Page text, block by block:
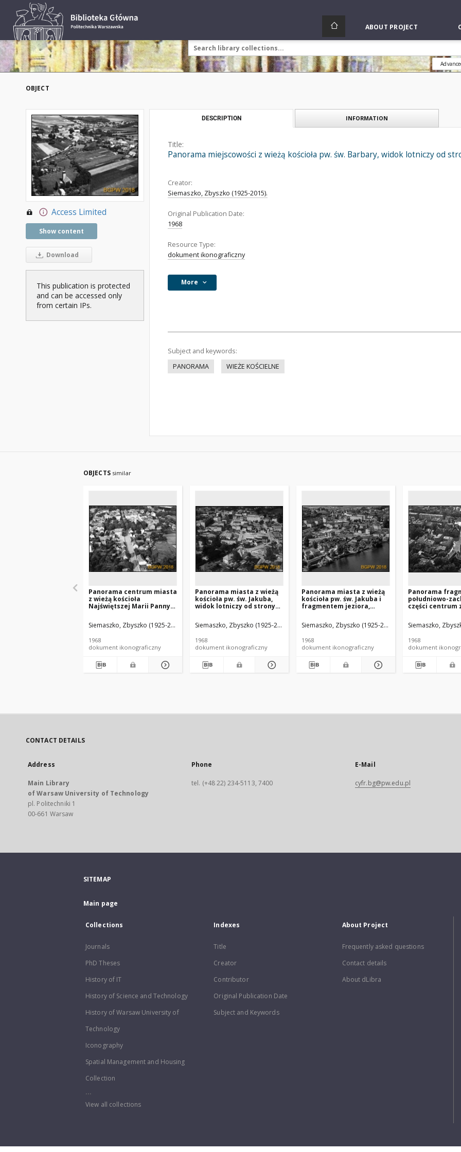
ABOUT PROJECT
OBJECT
Access Limited
Show content
Download
This publication is protected
and can be accessed only
from certain IPs.
DESCRIPTION INFORMATION
Title:
Panorama miejscowości z wieżą kościoła pw. św. Barbary, widok lotniczy od
Creator:
Siemaszko, Zbyszko (1925-2015).
Original Publication Date:
1968
Resource Type:
dokument ikonograficzny
More
Subject and keywords:
PANORAMA
WIEŻE KOŚCIELNE
OBJECTS similar
Panorama centrum miasta
z wieżą kościoła
Najświętszej Marii Panny
lotniczy od strony
zachodniej w kierunku
Siemaszko, Zbyszko (1925-2015).
1968
dokument ikonograficzny
Panorama miasta z wieżą
kościoła pw. św. Jakuba,
widok lotniczy od strony
Siemaszko, Zbyszko (1925-2015).
1968
dokument ikonograficzny
Panorama miasta z wieżą
kościoła pw. św. Jakuba i
fragmentem jeziora,
południowo-wschodniej,
Człuchów
Siemaszko, Zbyszko (1925-2015).
1968
dokument ikonograficzny
Panorama
południowo-
części centrum
Pawła, widok
strony
Siemaszko,
1968
dokument
CONTACT DETAILS
Address
Main Library
of Warsaw University of Technology
pl. Politechniki 1
00-661 Warsaw
Phone
tel. (+48 22) 234-5113, 7400
E-Mail
cyfr.bg@pw.edu.pl
SITEMAP
Main page
Collections
Journals
PhD Theses
History of IT
History of Science and Technology
History of Warsaw University of
Technology
Iconography
Spatial Management and Housing
Collection
...
View all collections
Indexes
Title
Creator
Contributor
Original Publication Date
Subject and Keywords
About Project
Frequently asked questions
Contact details
About dLibra